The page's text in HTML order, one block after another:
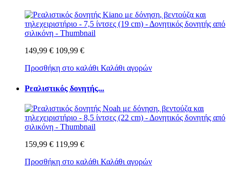
149,99 € 109,99 €
Προσθήκη στο καλάθι Καλάθι αγορών
Ρεαλιστικός δονητής...
159,99 € 119,99 €
Προσθήκη στο καλάθι Καλάθι αγορών